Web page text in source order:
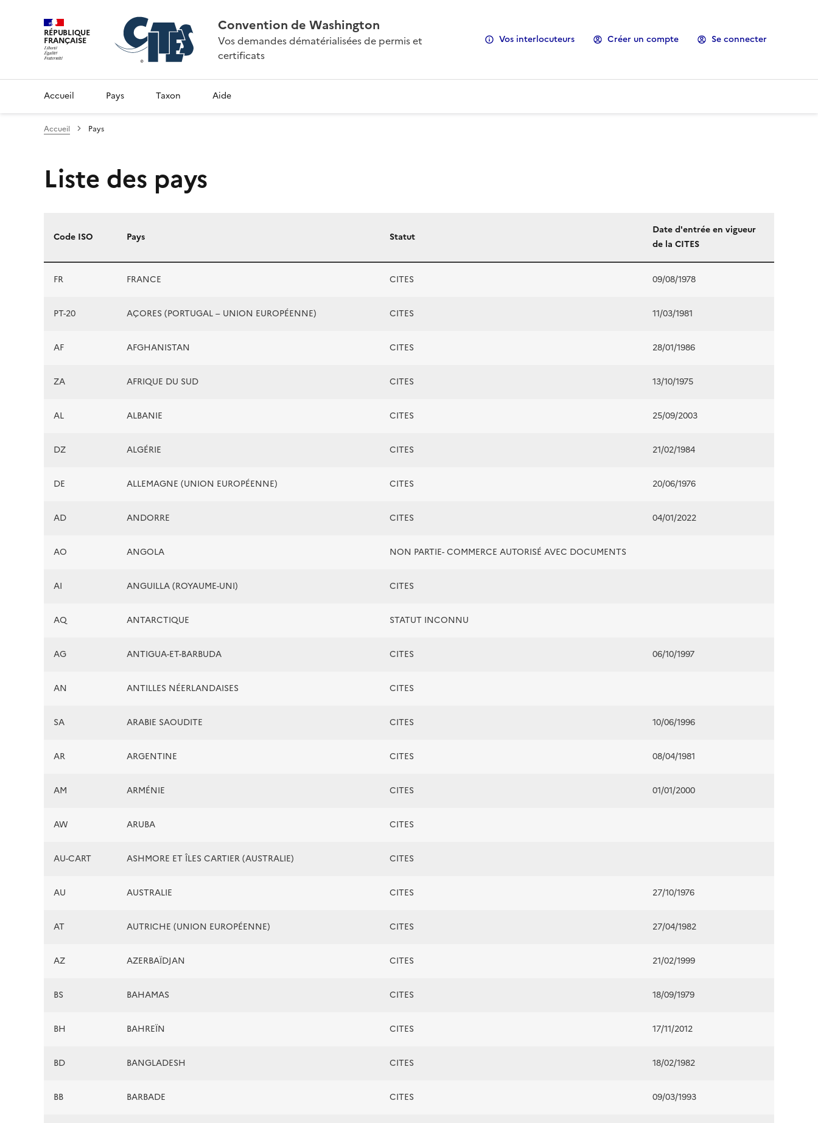
RÉPUBLIQUE
FRANÇAISE
Convention de Washington
Vos demandes dématérialisées de permis et
certificats
Vos interlocuteurs Créer un compte Se connecter
Accueil Pays Taxon Aide
Accueil Pays
Liste des pays
Liste des pays
Code ISO Pays Statut
Date d'entrée en vigueur
de la CITES
FR FRANCE CITES 09/08/1978
PT-20 AÇORES (PORTUGAL – UNION EUROPÉENNE) CITES 11/03/1981
AF AFGHANISTAN CITES 28/01/1986
ZA AFRIQUE DU SUD CITES 13/10/1975
AL ALBANIE CITES 25/09/2003
DZ ALGÉRIE CITES 21/02/1984
DE ALLEMAGNE (UNION EUROPÉENNE) CITES 20/06/1976
AD ANDORRE CITES 04/01/2022
AO ANGOLA NON PARTIE- COMMERCE AUTORISÉ AVEC DOCUMENTS
AI ANGUILLA (ROYAUME-UNI) CITES
AQ ANTARCTIQUE STATUT INCONNU
AG ANTIGUA-ET-BARBUDA CITES 06/10/1997
AN ANTILLES NÉERLANDAISES CITES
SA ARABIE SAOUDITE CITES 10/06/1996
AR ARGENTINE CITES 08/04/1981
AM ARMÉNIE CITES 01/01/2000
AW ARUBA CITES
AU-CART ASHMORE ET ÎLES CARTIER (AUSTRALIE) CITES
AU AUSTRALIE CITES 27/10/1976
AT AUTRICHE (UNION EUROPÉENNE) CITES 27/04/1982
AZ AZERBAÏDJAN CITES 21/02/1999
BS BAHAMAS CITES 18/09/1979
BH BAHREÏN CITES 17/11/2012
BD BANGLADESH CITES 18/02/1982
BB BARBADE CITES 09/03/1993